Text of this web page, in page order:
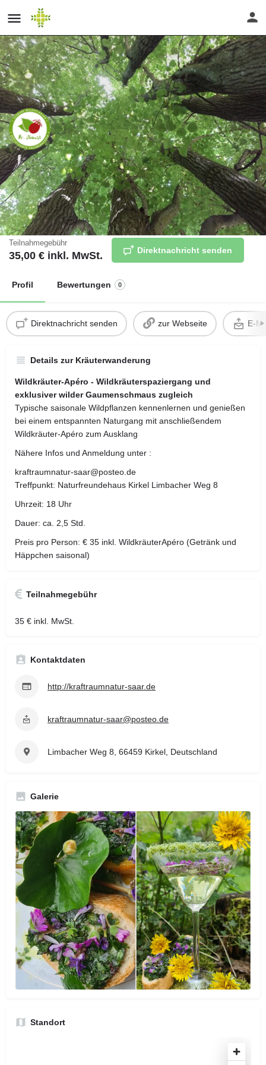
Wildkräuter-Apéro -
Wildkräuterspaziergang und
exklusiver wilder Gaumenschmaus
zugleich
Teilnahmegebühr
35,00 € inkl. MwSt. Direktnachricht senden
Profil Bewertungen 0
Direktnachricht senden zur Webseite E-
Details zur Kräuterwanderung
Wildkräuter-Apéro - Wildkräuterspaziergang und
exklusiver wilder Gaumenschmaus zugleich
Typische saisonale Wildpflanzen kennenlernen und genießen
bei einem entspannten Naturgang mit anschließendem
Wildkräuter-Apéro zum Ausklang
Nähere Infos und Anmeldung unter :
kraftraumnatur-saar@posteo.de
Treffpunkt: Naturfreundehaus Kirkel Limbacher Weg 8
Uhrzeit: 18 Uhr
Dauer: ca. 2,5 Std.
Preis pro Person: € 35 inkl. WildkräuterApéro (Getränk und
Häppchen saisonal)
Teilnahmegebühr
35 € inkl. MwSt.
Kontaktdaten
http://kraftraumnatur-saar.de
kraftraumnatur-saar@posteo.de
Limbacher Weg 8, 66459 Kirkel, Deutschland
Galerie
Standort